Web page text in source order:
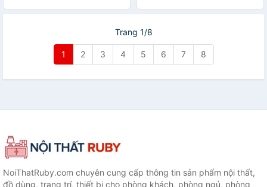
Trang 1/8
1 2 3 4 5 6 7 8
NoiThatRuby.com chuyên cung cấp thông tin sản phẩm nội thất,
đồ dùng, trang trí, thiết bị cho phòng khách, phòng ngủ, phòng